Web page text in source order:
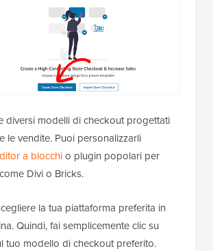
diversi modelli di checkout progettati
le vendite. Puoi personalizzarli
a blocchio plugin popolari per
Divi o Bricks.
la tua piattaforma preferita in
Quindi, fai semplicemente clic su
tuo modello di checkout preferito.